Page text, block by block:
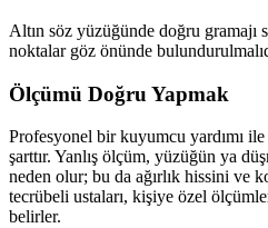
Altın söz yüzüğünde doğru gramajı
noktalar göz önünde
Ölçümü Doğru Yapmak
Profesyonel bir kuyumcu yardımı
şarttır. Yanlış ölçüm, yüzüğün ya
neden olur; bu da ağırlık hissini ve
tecrübeli ustaları, kişiye özel
belirler.